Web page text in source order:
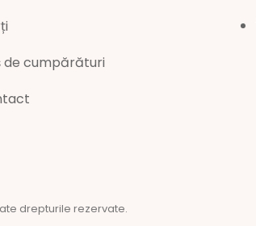
de cumpărături
drepturile rezervate.